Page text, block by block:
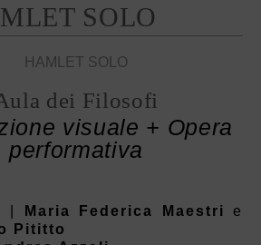
SOLO
HAMLET SOLO
dei Filosofi
visuale + Opera
performativa
| Maria Federica Maestri e
Pititto